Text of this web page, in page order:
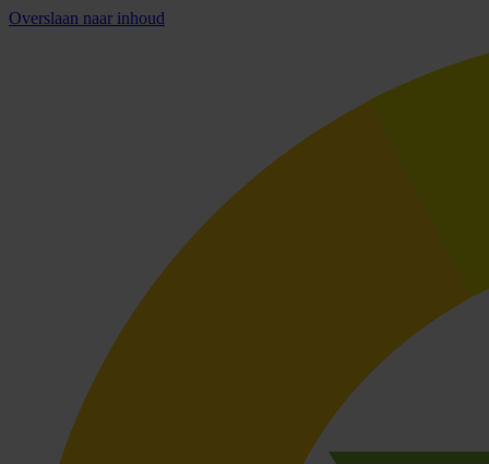
Overslaan naar inhoud